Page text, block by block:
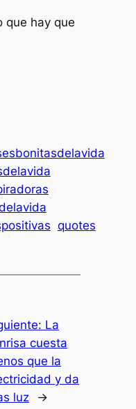
que hay que
quotes
La
cuesta
que la
y da
luz
→